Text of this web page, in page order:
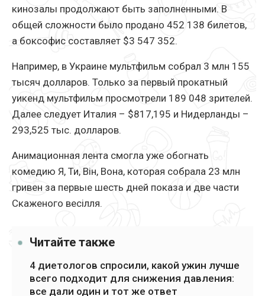
кинозалы продолжают быть заполненными. В
общей сложности было продано 452 138 билетов,
а боксофис составляет $3 547 352.
Например, в Украине мультфильм собрал 3 млн 155
тысяч долларов. Только за первый прокатный
уикенд мультфильм просмотрели 189 048 зрителей.
Далее следует Италия – $817,195 и Нидерланды –
293,525 тыс. долларов.
Анимационная лента смогла уже обогнать
комедию Я, Ти, Він, Вона, которая собрала 23 млн
гривен за первые шесть дней показа и две части
Скаженого весілля.
Читайте также
4 диетологов спросили, какой ужин лучше
всего подходит для снижения давления:
все дали один и тот же ответ